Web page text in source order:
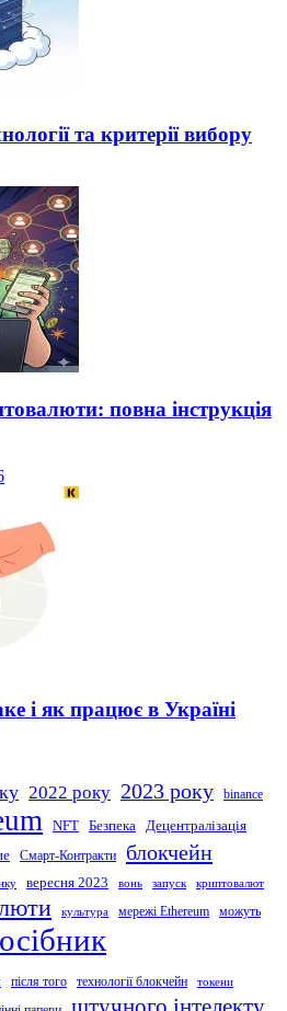
та критерії вибору
повна інструкція
і як працює в Україні
2022 року 2023 року binance
NFT Безпека Децентралізація
Смарт-Контракти блокчейн
вересня 2023 вонь запуск криптовалют
культура мережі Ethereum можуть
після того технології блокчейн токени